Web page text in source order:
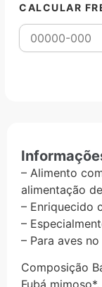
CALCULAR
– Alimento
alimentação
– Enriquecido
–
– Para aves
Composição